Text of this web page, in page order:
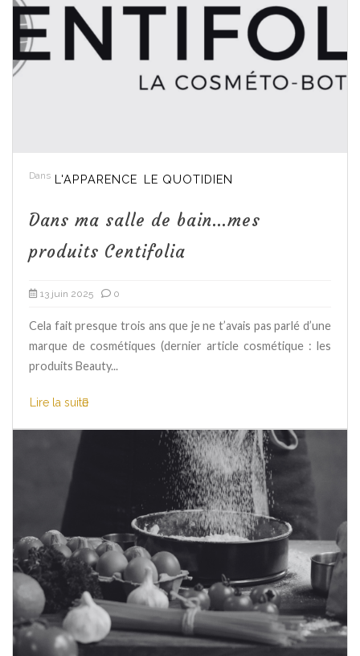
Dans L'APPARENCE LE QUOTIDIEN
Dans ma salle de bain…mes
produits Centifolia
13 juin 2025 0
Cela fait presque trois ans que je ne t’avais pas parlé d’une
marque de cosmétiques (dernier article cosmétique : les
produits Beauty...
Lire la suite